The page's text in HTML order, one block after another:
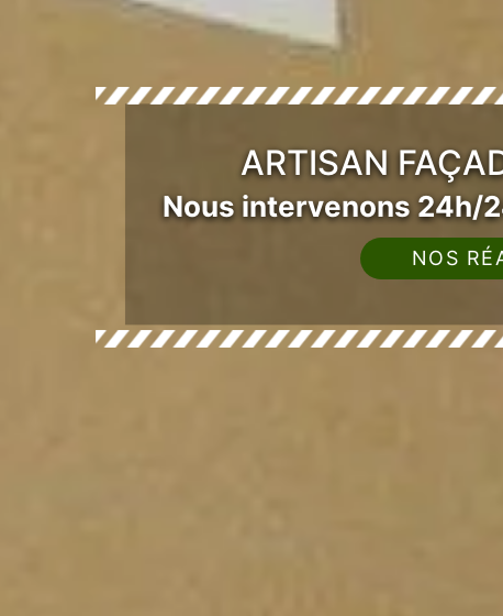
ARTISAN
Nous intervenons 24h/
NOS